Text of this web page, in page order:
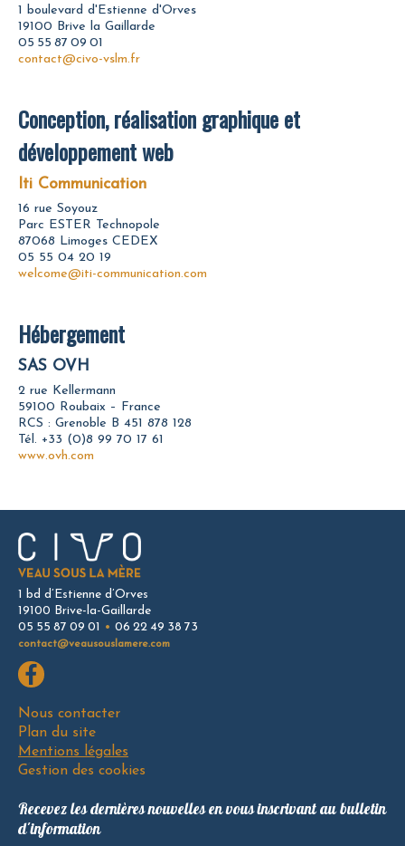
1 boulevard d'Estienne d'Orves
19100 Brive la Gaillarde
05 55 87 09 01
contact@civo-vslm.fr
Conception, réalisation graphique et
développement web
Iti Communication
16 rue Soyouz
Parc ESTER Technopole
87068 Limoges CEDEX
05 55 04 20 19
welcome@iti-communication.com
Hébergement
SAS OVH
2 rue Kellermann
59100 Roubaix – France
RCS : Grenoble B 451 878 128
Tél. +33 (0)8 99 70 17 61
www.ovh.com
1 bd d’Estienne d’Orves
19100 Brive-la-Gaillarde
05 55 87 09 01 • 06 22 49 38 73
contact@veausouslamere.com
Aller
au
contenu
Nous contacter
Plan du site
Mentions légales
Gestion des cookies
Recevez les dernières nouvelles en vous inscrivant au bulletin
d'information